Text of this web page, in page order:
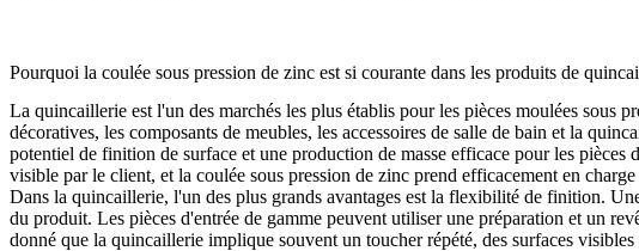
Pourquoi la coulée sous pression de zinc est si courante dans les produits de
La quincaillerie est l'un des marchés les plus établis pour les pièces moulées sous
décoratives, les composants de meubles, les accessoires de salle de bain et la
potentiel de finition de surface et une production de masse efficace pour les
visible par le client, et la coulée sous pression de zinc prend efficacement en
Dans la quincaillerie, l'un des plus grands avantages est la flexibilité de finition.
du produit. Les pièces d'entrée de gamme peuvent utiliser une préparation et un
donné que la quincaillerie implique souvent un toucher répété, des surfaces